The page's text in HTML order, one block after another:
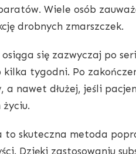
Wiele osób
drobnych zmarszczek.
się zazwyczaj po
tygodni. Po
a nawet dłużej, jeśli
życiu.
to skuteczna metoda
Dzięki zastosowaniu